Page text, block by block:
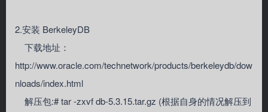
2.安装 BerkeleyDB
下载地址：
http://www.oracle.com/technetwork/products/berkeleydb/dow
nloads/index.html
解压包:# tar -zxvf db-5.3.15.tar.gz (根据自身的情况解压到